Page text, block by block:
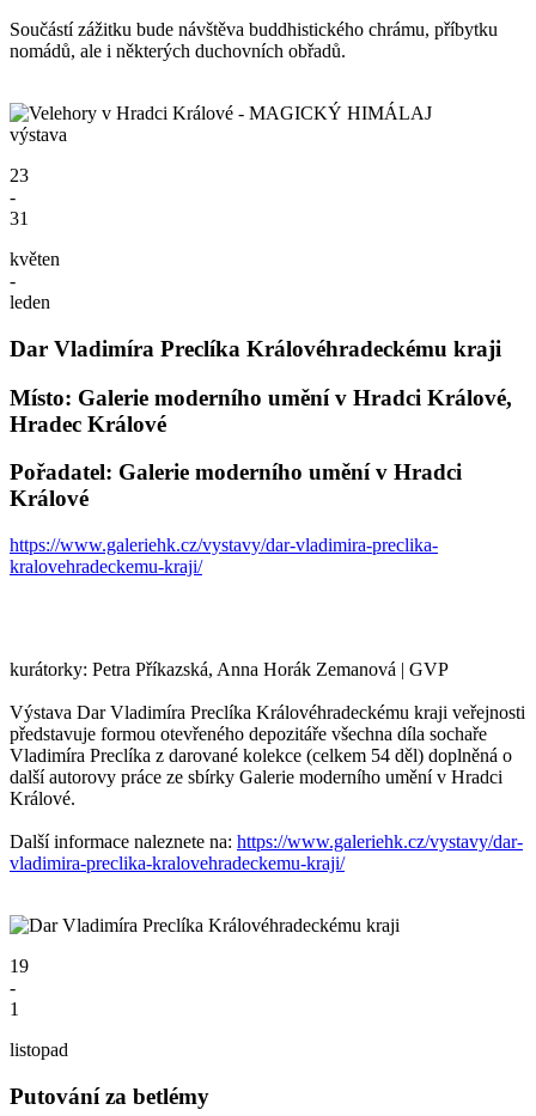
Součástí zážitku bude návštěva buddhistického chrámu, příbytku
nomádů, ale i některých duchovních obřadů.
výstava
23
-
31
květen
-
leden
Dar Vladimíra Preclíka Královéhradeckému kraji
Místo: Galerie moderního umění v Hradci Králové,
Hradec Králové
Pořadatel: Galerie moderního umění v Hradci
Králové
https://www.galeriehk.cz/vystavy/dar-vladimira-preclika-
kralovehradeckemu-kraji/
kurátorky: Petra Příkazská, Anna Horák Zemanová | GVP
Výstava Dar Vladimíra Preclíka Královéhradeckému kraji veřejnosti
představuje formou otevřeného depozitáře všechna díla sochaře
Vladimíra Preclíka z darované kolekce (celkem 54 děl) doplněná o
další autorovy práce ze sbírky Galerie moderního umění v Hradci
Králové.
Další informace naleznete na: https://www.galeriehk.cz/vystavy/dar-
vladimira-preclika-kralovehradeckemu-kraji/
19
-
1
listopad
Putování za betlémy